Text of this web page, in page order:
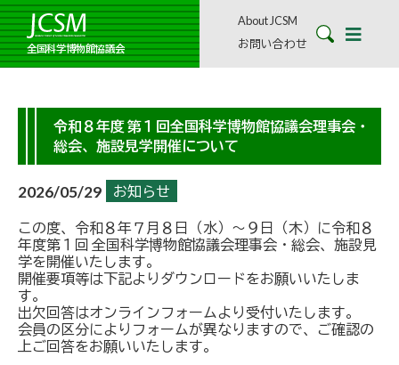
全国科学博物館協議会
About JCSM
お問い合わせ
令和８年度 第１回全国科学博物館協議会理事会・
総会、施設見学開催について
2026/05/29 お知らせ
この度、令和８年７月８日（水）〜９日（木）に令和８
年度第１回 全国科学博物館協議会理事会・総会、施設見
学を開催いたします。
開催要項等は下記よりダウンロードをお願いいたしま
す。
出欠回答はオンラインフォームより受付いたします。
会員の区分によりフォームが異なりますので、ご確認の
上ご回答をお願いいたします。